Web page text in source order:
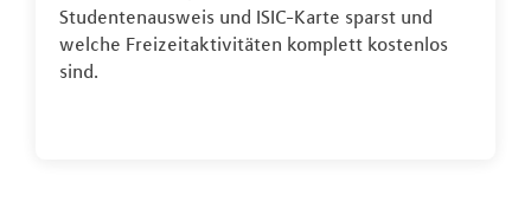
Studentenausweis und ISIC-Karte sparst und
welche Freizeitaktivitäten komplett kostenlos
sind.